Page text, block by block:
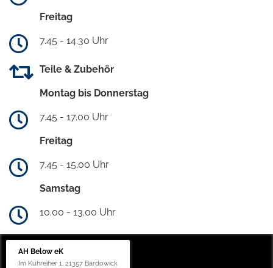
Freitag
7.45 - 14.30 Uhr
Teile & Zubehör
Montag bis Donnerstag
7.45 - 17.00 Uhr
Freitag
7.45 - 15.00 Uhr
Samstag
10.00 - 13.00 Uhr
AH Below eK
Im Kuhreiher 1, 21357 Bardowick